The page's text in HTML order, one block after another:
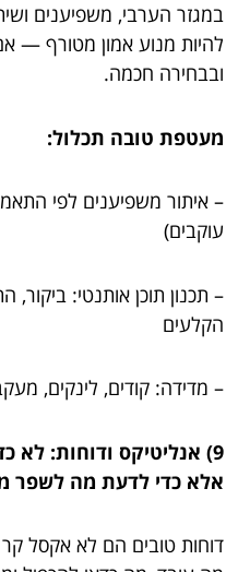
במגזר הערבי, משפיענים
להיות מנוע אמון מטורף —
ובבחירה חכמה.
מעטפת טובה תכלול:
– איתור משפיענים לפי
עוקבים)
– תכנון תוכן אותנטי: ביקור,
הקלעים
– מדידה: קודים, לינקים,
9) אנליטיקס ודוחות: לא
אלא כדי לדעת מה לשפר
דוחות טובים הם לא אקסל